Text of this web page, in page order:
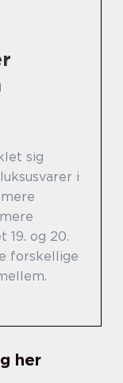
sig
i
og 20.
forskellige
her